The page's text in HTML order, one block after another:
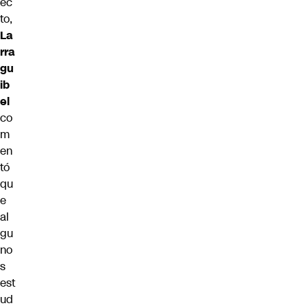
to,
La
rra
gu
ib
el
co
m
en
tó
qu
e
al
gu
no
s
est
ud